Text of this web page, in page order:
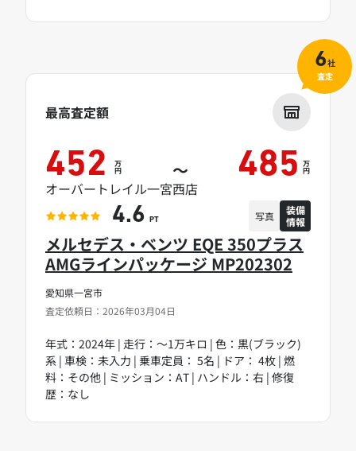
愛知県一宮市
査定依頼日：2026年03月04日
メルセデス・ベンツ EQE 350プラス
AMGラインパッケージ MP202302
年式：2024年 | 走行：～1万キロ | 色：黒(ブラック)
系 | 車検：未入力 | 乗車定員： 5名 | ドア： 4枚 | 燃
料：その他 | ミッション：AT | ハンドル：右 | 修復
歴：なし
最高査定額
452 万
円 ～ 485 万
円
オーバートレイル一宮西店
4.6 PT 写真
装備
情報
6社
査定